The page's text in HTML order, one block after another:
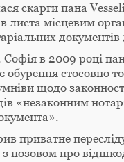
скарги пана
листа місцевим
Софія в 2009 році
обурення стосовно
щодо
«незаконним
приватне
позовом про